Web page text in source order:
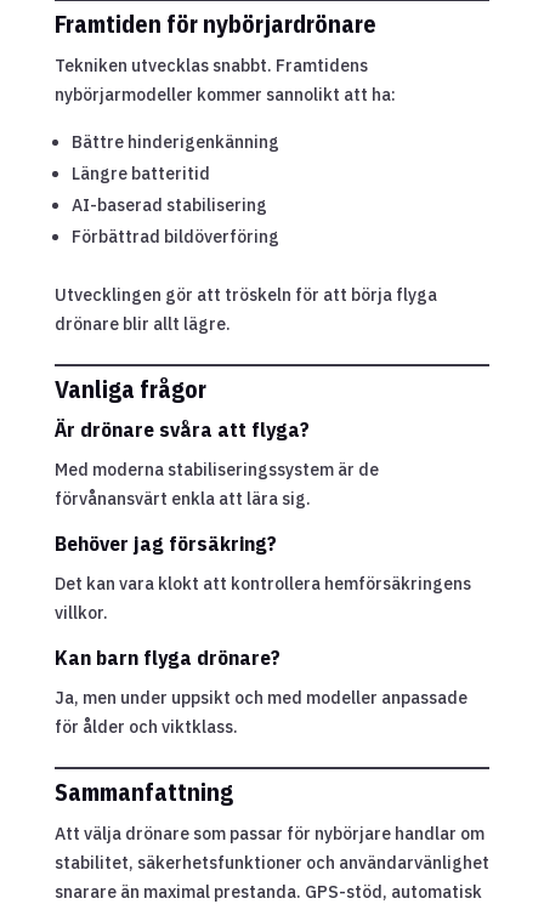
Framtiden för nybörjardrönare
Tekniken utvecklas snabbt. Framtidens
nybörjarmodeller kommer sannolikt att ha:
Bättre hinderigenkänning
Längre batteritid
AI-baserad stabilisering
Förbättrad bildöverföring
Utvecklingen gör att tröskeln för att börja flyga
drönare blir allt lägre.
Vanliga frågor
Är drönare svåra att flyga?
Med moderna stabiliseringssystem är de
förvånansvärt enkla att lära sig.
Behöver jag försäkring?
Det kan vara klokt att kontrollera hemförsäkringens
villkor.
Kan barn flyga drönare?
Ja, men under uppsikt och med modeller anpassade
för ålder och viktklass.
Sammanfattning
Att välja drönare som passar för nybörjare handlar om
stabilitet, säkerhetsfunktioner och användarvänlighet
snarare än maximal prestanda. GPS-stöd, automatisk